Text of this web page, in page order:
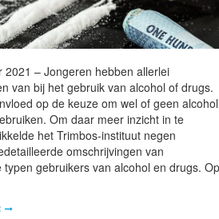
2021 – Jongeren hebben allerlei
van bij het gebruik van alcohol of drugs.
op de keuze om wel of geen alcohol
Om daar meer inzicht in te
het Trimbos-instituut negen
omschrijvingen van
typen gebruikers van alcohol en drugs. Op